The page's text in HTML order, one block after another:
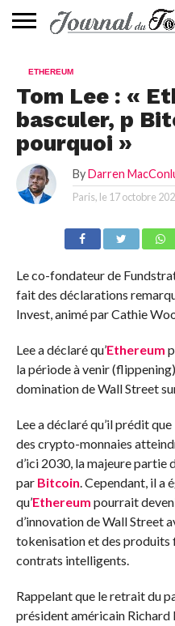
📰
EVALUATION
GUIDE
TENDANCES
À
CONTACTEZ-
ETHEREUM
Tom Lee : «
basculer, p
pourquoi »
By Darren
Paris, le 17 octobre
Le co-fondateur de
fait des déclarations
Invest, animé par Cathie
Lee a déclaré qu’Ethereum
la période à venir
domination de Wall Street
Lee a déclaré qu’il prédit
des crypto-monnaies
d’ici 2030, la majeure partie
par Bitcoin. Cependant, il a
qu’Ethereum pourrait
d’innovation de Wall Street
tokenisation et des produits
contrats intelligents.
Rappelant que le retrait du
président américain Richard